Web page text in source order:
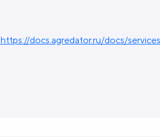
https://docs.agredator.ru/docs/